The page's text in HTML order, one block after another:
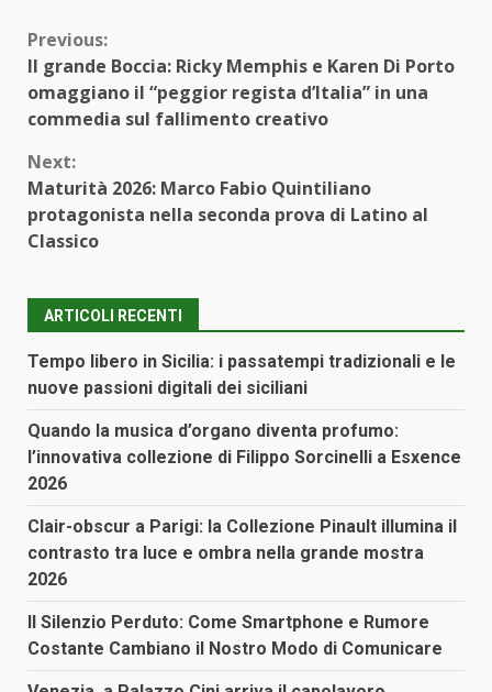
Continue
Reading
Previous:
Il grande Boccia: Ricky Memphis e Karen Di Porto
omaggiano il “peggior regista d’Italia” in una
commedia sul fallimento creativo
Next:
Maturità 2026: Marco Fabio Quintiliano
protagonista nella seconda prova di Latino al
Classico
ARTICOLI RECENTI
Tempo libero in Sicilia: i passatempi tradizionali e le
nuove passioni digitali dei siciliani
Quando la musica d’organo diventa profumo:
l’innovativa collezione di Filippo Sorcinelli a Esxence
2026
Clair-obscur a Parigi: la Collezione Pinault illumina il
contrasto tra luce e ombra nella grande mostra
2026
Il Silenzio Perduto: Come Smartphone e Rumore
Costante Cambiano il Nostro Modo di Comunicare